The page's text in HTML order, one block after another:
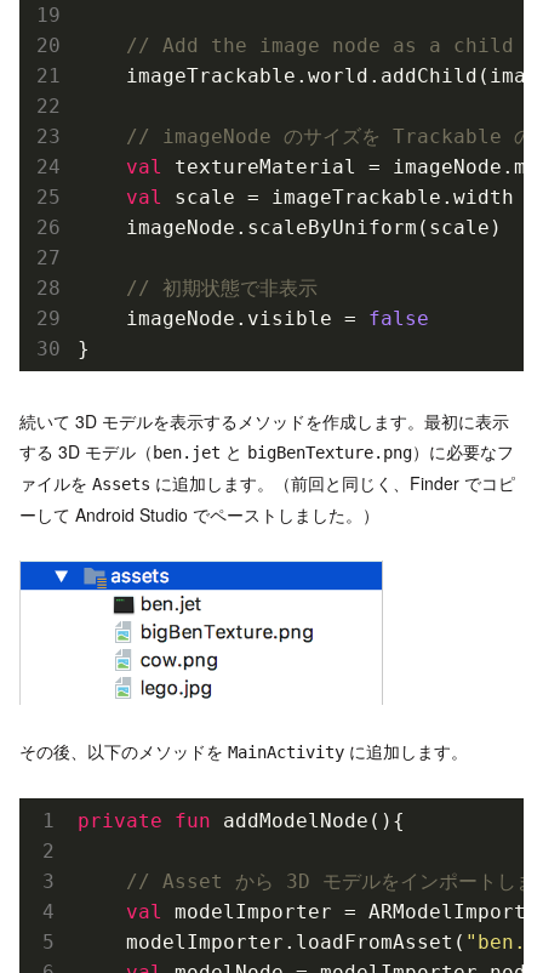
// Add the image node as a child
    imageTrackable.world.add
Child(
// imageNode のサイズを Trackable のサ
val
textureMaterial =
val
scale = imageTrackable.width
    imageNode.scale
ByUniform( scale )
// 初期状態で非表示
    imageNode.visible =
false
続いて 3D モデルを表示するメソッドを作成します。最初に表示
する 3D モデル（ ben.jet と bigBenTexture.png）に必要なフ
ァイルを Assets に追加します。（前回と同じく、Finder でコピ
ーして Android Studio でペーストしました。）
その後、以下のメソッドを MainActivity に追加します。
private fun add ModelNode() {
// Asset から 3D モデルをインポートしま
val
modelImporter =
    modelImporter.load
FromAsset(